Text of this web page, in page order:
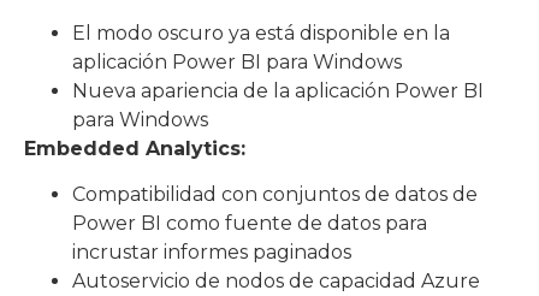
El modo oscuro ya está disponible en la
aplicación Power BI para Windows
Nueva apariencia de la aplicación Power BI
para Windows
Embedded Analytics:
Compatibilidad con conjuntos de datos de
Power BI como fuente de datos para
incrustar informes paginados
Autoservicio de nodos de capacidad Azure